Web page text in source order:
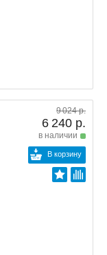
9 024 р.
6 240 р.
в наличии
В корзину